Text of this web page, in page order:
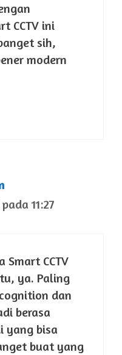
CCTV ini
sih,
modern
11:27
Smart CCTV
ya. Paling
dan
berasa
yang bisa
buat yang